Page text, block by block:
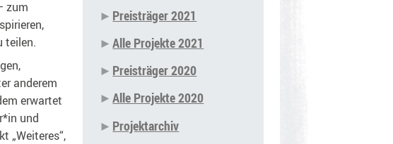
zum
teilen.
anderem
erwartet
und
„Weiteres“,
Preisträger 2021
Alle Projekte 2021
Preisträger 2020
Alle Projekte 2020
Projektarchiv